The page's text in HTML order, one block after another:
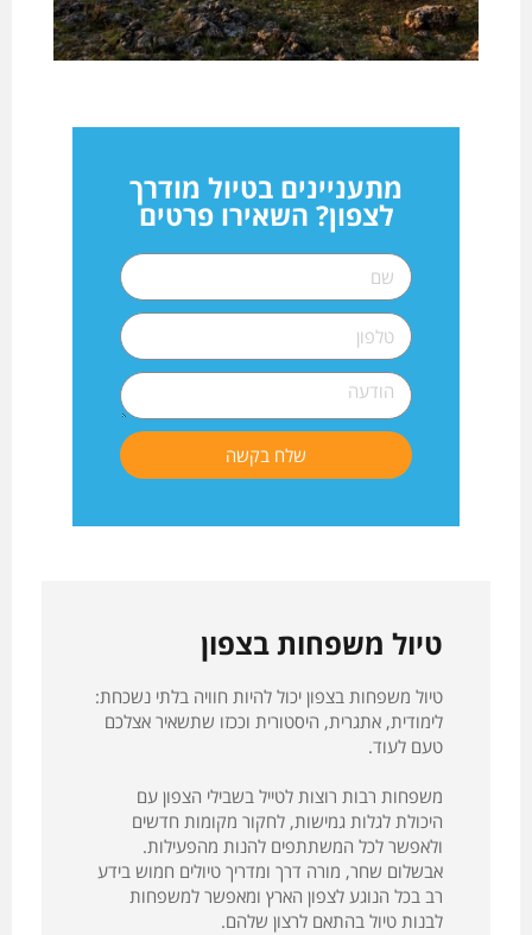
מתעניינים בטיול מודרך
לצפון? השאירו פרטים
שלח בקשה
טיול משפחות בצפון
טיול משפחות בצפון יכול להיות חוויה בלתי נשכחת:
לימודית, אתגרית, היסטורית וככזו שתשאיר אצלכם
טעם לעוד.
משפחות רבות רוצות לטייל בשבילי הצפון עם
היכולת לגלות גמישות, לחקור מקומות חדשים
ולאפשר לכל המשתתפים להנות מהפעילות.
אבשלום שחר, מורה דרך ומדריך טיולים חמוש בידע
רב בכל הנוגע לצפון הארץ ומאפשר למשפחות
לבנות טיול בהתאם לרצון שלהם.